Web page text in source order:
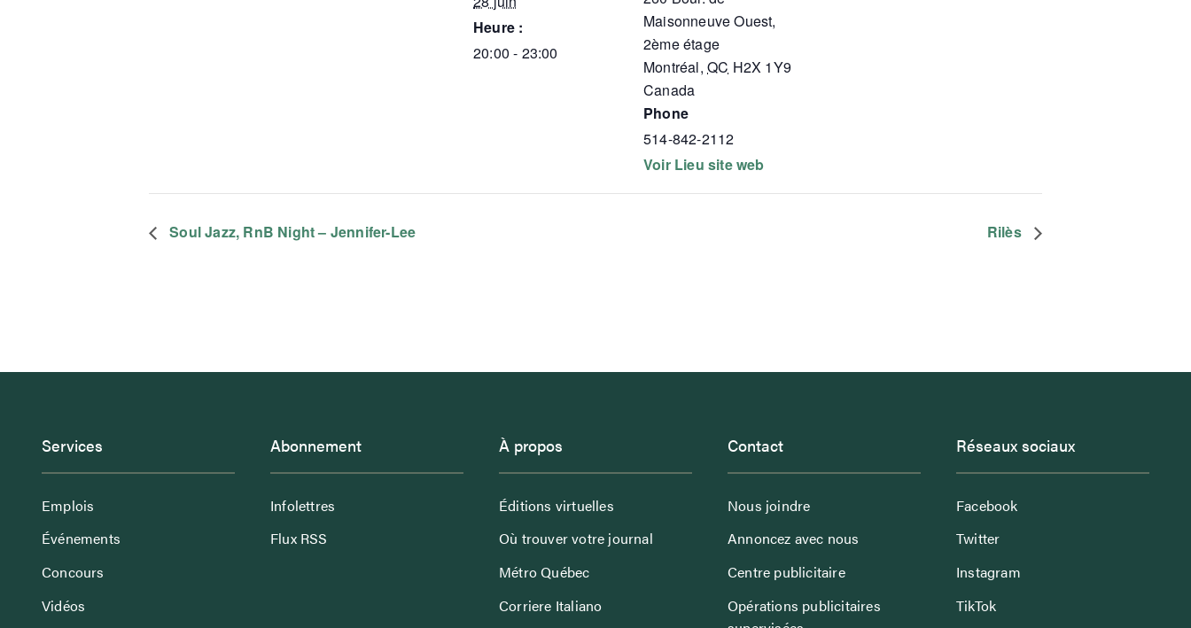
Heure :
20:00 - 23:00
Maisonneuve Ouest,
2ème étage
Montréal, QC H2X 1Y9
Canada
Phone
514-842-2112
Voir Lieu site web
Soul Jazz, RnB Night – Jennifer-Lee Rilès
Services
Emplois
Événements
Concours
Vidéos
Abonnement
Infolettres
Flux RSS
À propos
Éditions virtuelles
Où trouver votre journal
Métro Québec
Corriere Italiano
Contact
Nous joindre
Annoncez avec nous
Centre publicitaire
Opérations publicitaires
Réseaux sociaux
Facebook
Twitter
Instagram
TikTok